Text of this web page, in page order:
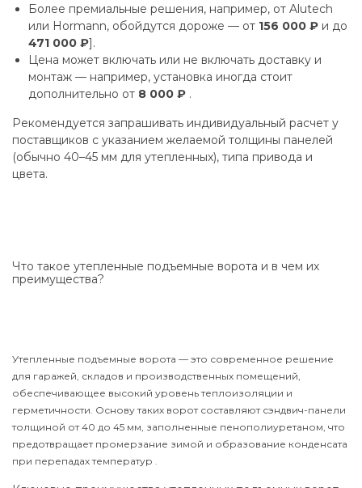
Более премиальные решения, например, от Alutech
или Hormann, обойдутся дороже — от 156 000 ₽ и до
471 000 ₽].
Цена может включать или не включать доставку и
монтаж — например, установка иногда стоит
дополнительно от 8 000 ₽ .
Рекомендуется запрашивать индивидуальный расчет у
поставщиков с указанием желаемой толщины панелей
(обычно 40–45 мм для утепленных), типа привода и
цвета.
Что такое утепленные подъемные ворота и в чем их
преимущества?
Утепленные подъемные ворота — это современное решение
для гаражей, складов и производственных помещений,
обеспечивающее высокий уровень теплоизоляции и
герметичности. Основу таких ворот составляют сэндвич-панели
толщиной от 40 до 45 мм, заполненные пенополиуретаном, что
предотвращает промерзание зимой и образование конденсата
при перепадах температур .